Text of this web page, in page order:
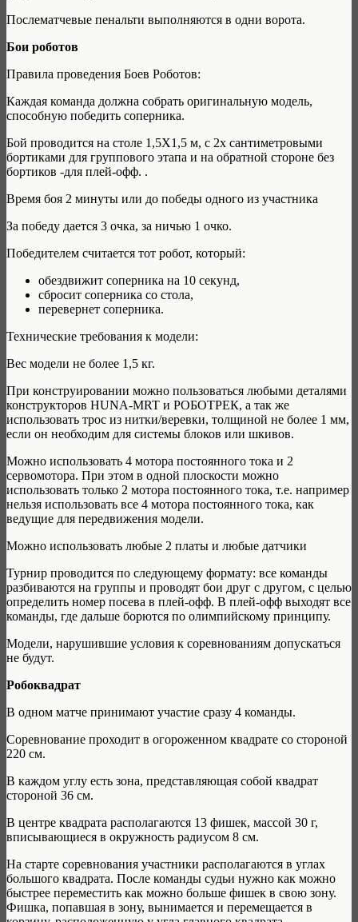
Послематчевые пенальти выполняются в одни ворота.
Бои роботов
Правила проведения Боев Роботов:
Каждая команда должна собрать оригинальную модель,
способную победить соперника.
Бой проводится на столе 1,5Х1,5 м, с 2х сантиметровыми
бортиками для группового этапа и на обратной стороне без
бортиков -для плей-офф. .
Время боя 2 минуты или до победы одного из участника
За победу дается 3 очка, за ничью 1 очко.
Победителем считается тот робот, который:
обездвижит соперника на 10 секунд,
сбросит соперника со стола,
перевернет соперника.
Технические требования к модели:
Вес модели не более 1,5 кг.
При конструировании можно пользоваться любыми деталями
конструкторов HUNA-MRT и РОБОТРЕК, а так же
использовать трос из нитки/веревки, толщиной не более 1 мм,
если он необходим для системы блоков или шкивов.
Можно использовать 4 мотора постоянного тока и 2
сервомотора. При этом в одной плоскости можно
использовать только 2 мотора постоянного тока, т.е. например
нельзя использовать все 4 мотора постоянного тока, как
ведущие для передвижения модели.
Можно использовать любые 2 платы и любые датчики
Турнир проводится по следующему формату: все команды
разбиваются на группы и проводят бои друг с другом, с целью
определить номер посева в плей-офф. В плей-офф выходят все
команды, где дальше борются по олимпийскому принципу.
Модели, нарушившие условия к соревнованиям допускаться
не будут.
Робоквадрат
В одном матче принимают участие сразу 4 команды.
Соревнование проходит в огороженном квадрате со стороной
220 см.
В каждом углу есть зона, представляющая собой квадрат
стороной 36 см.
В центре квадрата располагаются 13 фишек, массой 30 г,
вписывающиеся в окружность радиусом 8 см.
На старте соревнования участники располагаются в углах
большого квадрата. После команды судьи нужно как можно
быстрее переместить как можно больше фишек в свою зону.
Фишка, попавшая в зону, вынимается и перемещается в